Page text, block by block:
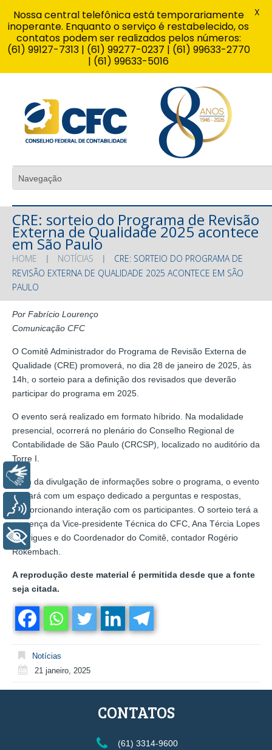
CRE: sorteio do Programa de Revisão
Externa de Qualidade 2025 acontece
em São Paulo
HOME NOTÍCIAS
CRE: SORTEIO DO PROGRAMA DE
REVISÃO EXTERNA DE QUALIDADE 2025 ACONTECE EM SÃO
PAULO
Por Fabrício Lourenço
Comunicação CFC
O Comitê Administrador do Programa de Revisão Externa de
Qualidade (CRE) promoverá, no dia 28 de janeiro de 2025, às
14h, o sorteio para a definição dos revisados que deverão
participar do programa em 2025.
O evento será realizado em formato híbrido. Na modalidade
presencial, ocorrerá no plenário do Conselho Regional de
Contabilidade de São Paulo (CRCSP), localizado no auditório da
Torre I.
Além da divulgação de informações sobre o programa, o evento
contará com um espaço dedicado a perguntas e respostas,
proporcionando interação com os participantes. O sorteio terá a
presença da Vice-presidente Técnica do CFC, Ana Tércia Lopes
Rodrigues e do Coordenador do Comitê, contador Rogério
Rokembach.
A reprodução deste material é permitida desde que a fonte
seja citada.
Notícias
21 janeiro, 2025
CONTATOS
(61) 3314-9600
Nossa central telefônica está temporariamente
inoperante. Enquanto o serviço é restabelecido, os
contatos podem ser realizados pelos números:
(61) 99127-7313 | (61) 99277-0237 | (61) 99633-2770
| (61) 99633-5016
X
Voz
+ Acessibilidade